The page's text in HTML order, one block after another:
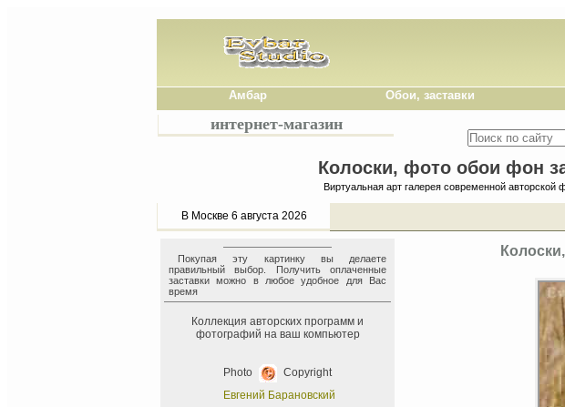
Амбар Обои, заставки
интернет-магазин
Колоски, фото обои фон
Виртуальная арт галерея современной
В Москве 6 августа 2026
Покупая эту картинку вы делаете
правильный выбор. Получить оплаченные
заставки можно в любое удобное для Вас
время
Коллекция авторских программ и
фотографий на ваш компьютер
Photo
Copyright
Евгений Барановский